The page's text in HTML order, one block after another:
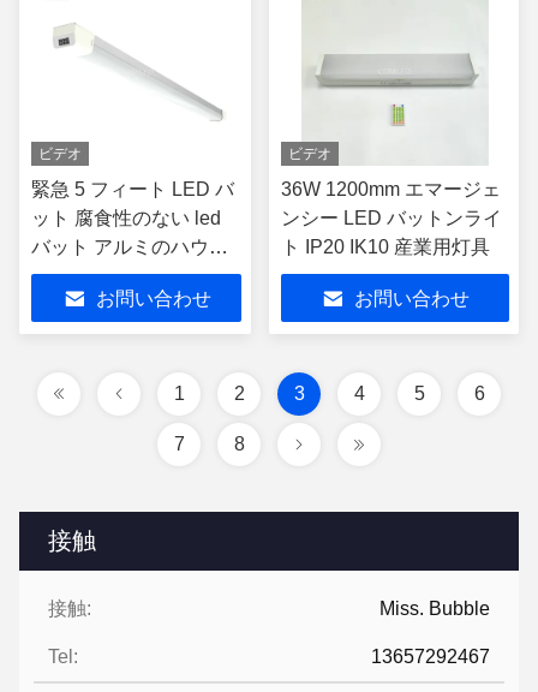
接触
接触: Miss. Bubble
Tel: 13657292467
ビデオ
緊急 5 フィート LED バ
ット 腐食性のない led
バット アルミのハウジ
ング
お問い合わせ
ビデオ
36W 1200mm エマージェ
ンシー LED バットンライ
ト IP20 IK10 産業用灯具
お問い合わせ
1 2 3 4 5 6
7 8